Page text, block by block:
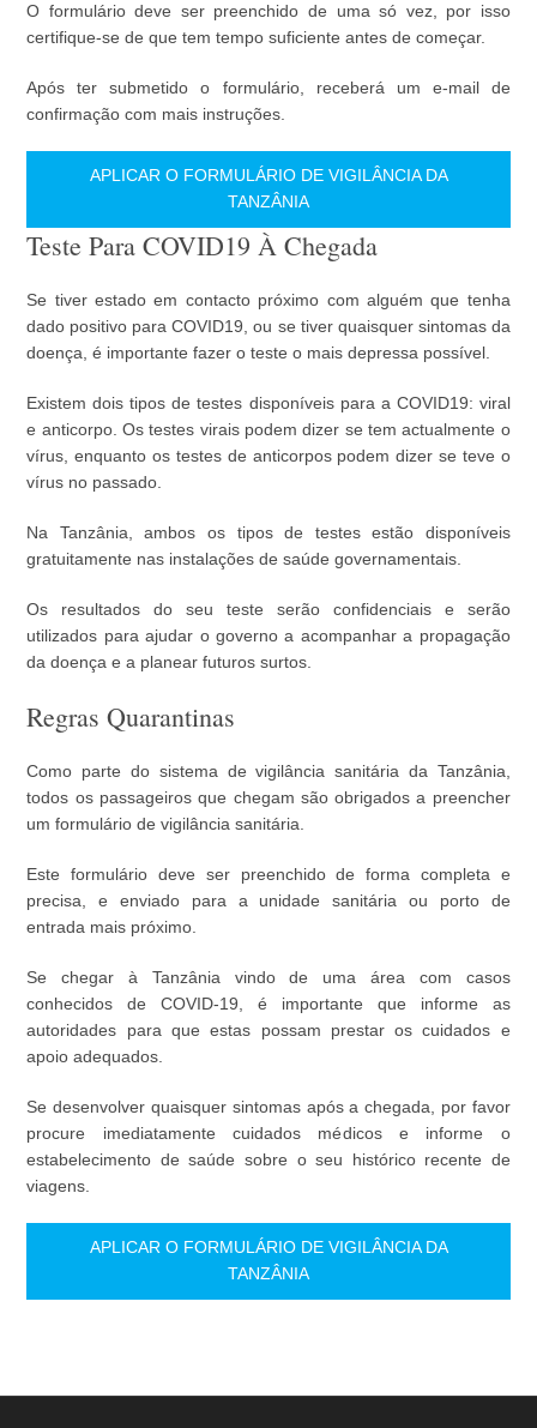
O formulário deve ser preenchido de uma só vez, por isso
certifique-se de que tem tempo suficiente antes de começar.
Após ter submetido o formulário, receberá um e-mail de
confirmação com mais instruções.
APLICAR O FORMULÁRIO DE VIGILÂNCIA DA
TANZÂNIA
Teste Para COVID19 À Chegada
Se tiver estado em contacto próximo com alguém que tenha
dado positivo para COVID19, ou se tiver quaisquer sintomas da
doença, é importante fazer o teste o mais depressa possível.
Existem dois tipos de testes disponíveis para a COVID19: viral
e anticorpo. Os testes virais podem dizer se tem actualmente o
vírus, enquanto os testes de anticorpos podem dizer se teve o
vírus no passado.
Na Tanzânia, ambos os tipos de testes estão disponíveis
gratuitamente nas instalações de saúde governamentais.
Os resultados do seu teste serão confidenciais e serão
utilizados para ajudar o governo a acompanhar a propagação
da doença e a planear futuros surtos.
Regras Quarantinas
Como parte do sistema de vigilância sanitária da Tanzânia,
todos os passageiros que chegam são obrigados a preencher
um formulário de vigilância sanitária.
Este formulário deve ser preenchido de forma completa e
precisa, e enviado para a unidade sanitária ou porto de
entrada mais próximo.
Se chegar à Tanzânia vindo de uma área com casos
conhecidos de COVID-19, é importante que informe as
autoridades para que estas possam prestar os cuidados e
apoio adequados.
Se desenvolver quaisquer sintomas após a chegada, por favor
procure imediatamente cuidados médicos e informe o
estabelecimento de saúde sobre o seu histórico recente de
viagens.
APLICAR O FORMULÁRIO DE VIGILÂNCIA DA
TANZÂNIA